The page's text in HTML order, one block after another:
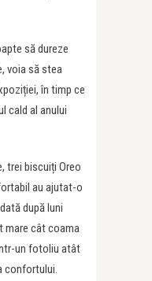
să dureze
voia să stea
în timp ce
cald al anului
trei biscuiți Oreo
au ajutat-o
după luni
mare cât coama
un fotoliu atât
confortului.